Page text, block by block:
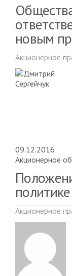
новым
Акционерное
09.12.2016
Акционерное
политике
Акционерное